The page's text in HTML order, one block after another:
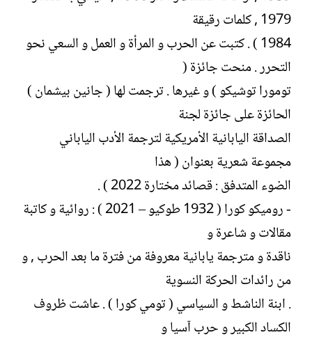
1979 , كلمات رقيقة
1984 ) . كتبت عن الحرب و المرأة و العمل و السعي نحو
التحرر . منحت جائزة (
تومورا توشيكو ) و غيرها . ترجمت لها ( جانين بيشمان )
الحائزة على جائزة لجنة
الصداقة اليابانية الأمريكية لترجمة الأدب الياباني
مجموعة شعرية بعنوان ( هذا
الضوء المتدفق : قصائد مختارة 2022 ) .
- روميكو كورا ( 1932 طوكيو – 2021 ) : روائية و كاتبة
مقالات و شاعرة و
ناقدة و مترجمة يابانية معروفة من فترة ما بعد الحرب , و
من رائدات الحركة النسوية
. ابنة الناشط و السياسي ( تومي كورا ) . عاشت ظروف
الكساد الكبير و حرب آسيا و